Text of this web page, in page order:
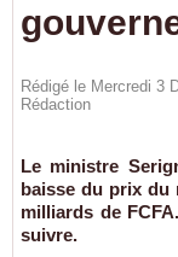
Rédigé le Mercredi 3
Rédaction
Le ministre
baisse du prix du
milliards de
suivre.